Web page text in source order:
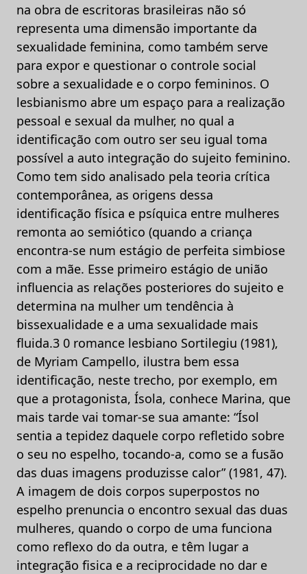
na obra de escritoras brasileiras não só
representa uma dimensão importante da
sexualidade feminina, como também serve
para expor e questionar o controle social
sobre a sexualidade e o corpo femininos. O
lesbianismo abre um espaço para a realização
pessoal e sexual da mulher, no qual a
identificação com outro ser seu igual toma
possível a auto integração do sujeito feminino.
Como tem sido analisado pela teoria crítica
contemporânea, as origens dessa
identificação física e psíquica entre mulheres
remonta ao semiótico (quando a criança
encontra-se num estágio de perfeita simbiose
com a mãe. Esse primeiro estágio de união
influencia as relações posteriores do sujeito e
determina na mulher um tendência à
bissexualidade e a uma sexualidade mais
fluida.3 0 romance lesbiano Sortilegiu (1981),
de Myriam Campello, ilustra bem essa
identificação, neste trecho, por exemplo, em
que a protagonista, Ísola, conhece Marina, que
mais tarde vai tomar-se sua amante: “Ísol
sentia a tepidez daquele corpo refletido sobre
o seu no espelho, tocando-a, como se a fusão
das duas imagens produzisse calor” (1981, 47).
A imagem de dois corpos superpostos no
espelho prenuncia o encontro sexual das duas
mulheres, quando o corpo de uma funciona
como reflexo do da outra, e têm lugar a
integração fisica e a reciprocidade no dar e